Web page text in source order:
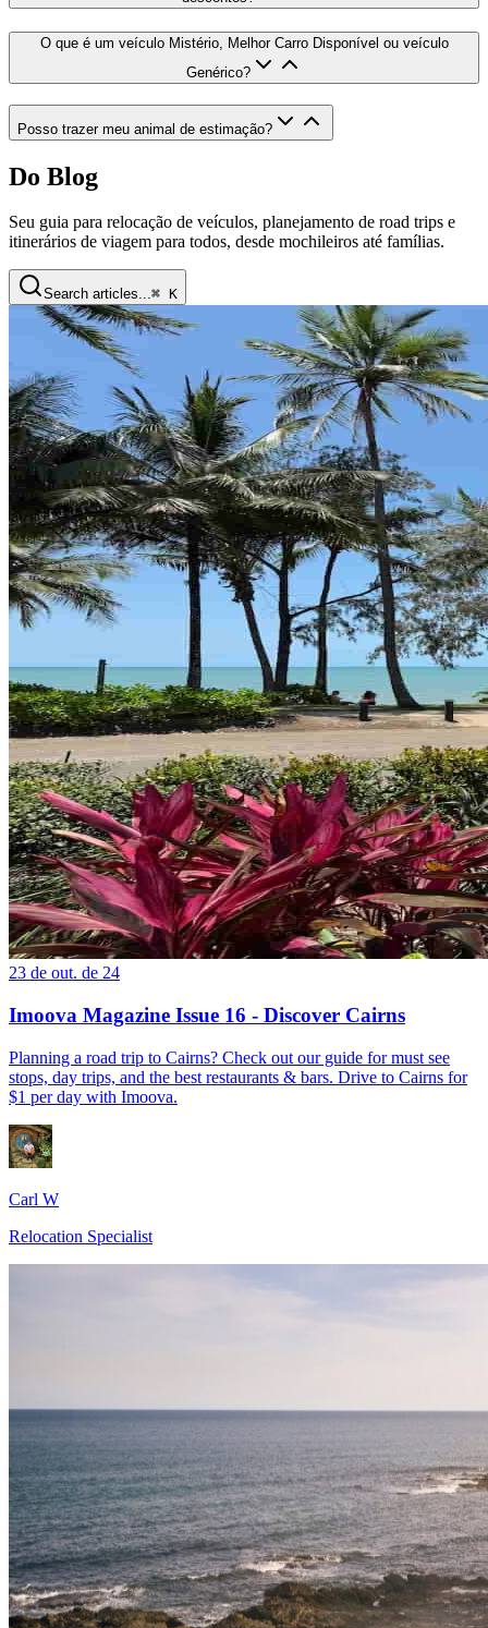
O que é um veículo Mistério, Melhor Carro Disponível ou veículo
Genérico?
Posso trazer meu animal de estimação?
Do Blog
Seu guia para relocação de veículos, planejamento de road trips e
itinerários de viagem para todos, desde mochileiros até famílias.
Search articles...⌘ K
23 de out. de 24
Imoova Magazine Issue 16 - Discover Cairns
Planning a road trip to Cairns? Check out our guide for must see
stops, day trips, and the best restaurants & bars. Drive to Cairns for
$1 per day with Imoova.
Carl W
Relocation Specialist